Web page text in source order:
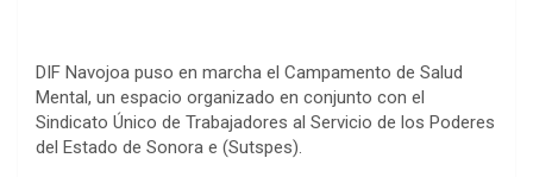
DIF Navojoa puso en marcha el Campamento de Salud
Mental, un espacio organizado en conjunto con el
Sindicato Único de Trabajadores al Servicio de los Poderes
del Estado de Sonora e (Sutspes).